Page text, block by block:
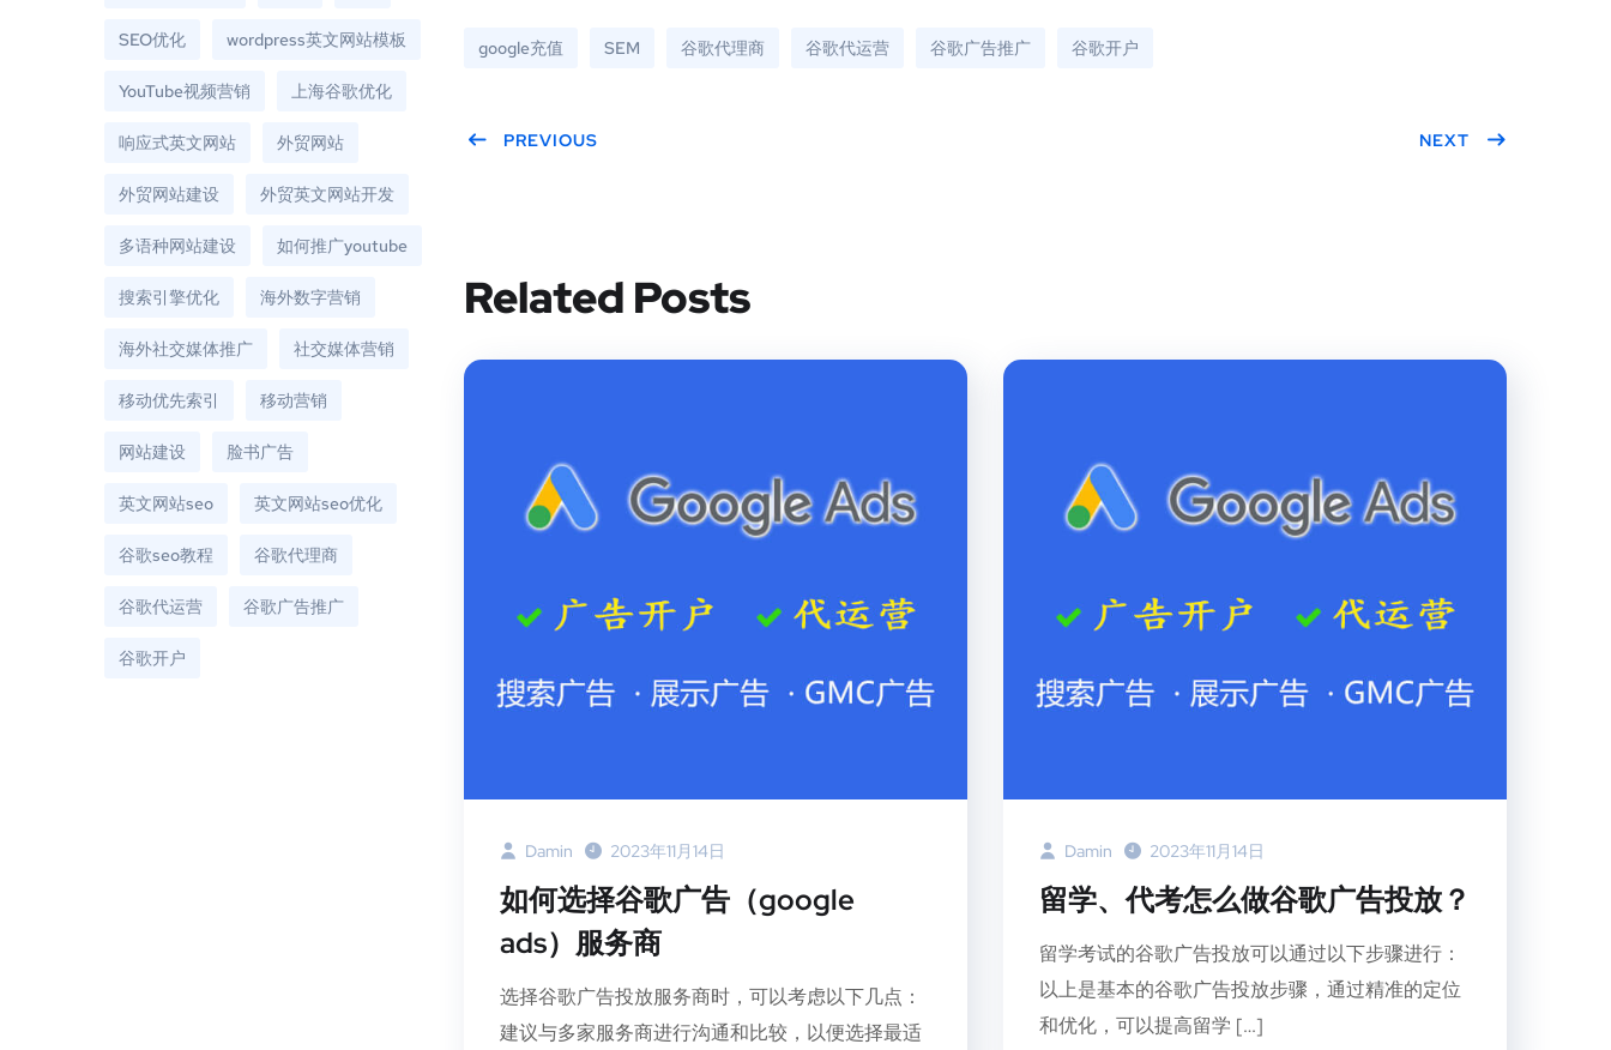
google充值 SEM 谷歌代理商 谷歌代运营 谷歌广告推广 谷歌开户
PREVIOUS NEXT
Related Posts
Damin 2023年11月14日
如何选择谷歌广告（google
ads）服务商
选择谷歌广告投放服务商时，可以考虑以下几点：
建议与多家服务商进行沟通和比较，以便选择最适
Damin 2023年11月14日
留学、代考怎么做谷歌广告投放？
留学考试的谷歌广告投放可以通过以下步骤进行：
以上是基本的谷歌广告投放步骤，通过精准的定位
和优化，可以提高留学 […]
SEO优化 wordpress英文网站模板
YouTube视频营销 上海谷歌优化
响应式英文网站 外贸网站
外贸网站建设 外贸英文网站开发
多语种网站建设 如何推广youtube
搜索引擎优化 海外数字营销
海外社交媒体推广 社交媒体营销
移动优先索引 移动营销
网站建设 脸书广告
英文网站seo 英文网站seo优化
谷歌seo教程 谷歌代理商
谷歌代运营 谷歌广告推广
谷歌开户